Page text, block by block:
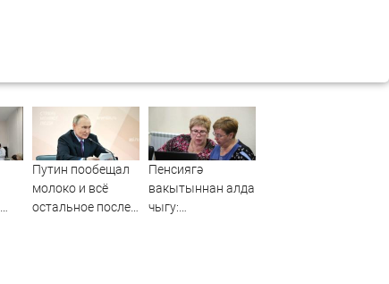
Путин пообещал
молоко и всё
остальное после
Пенсиягә
вакытыннан алда
чыгу: